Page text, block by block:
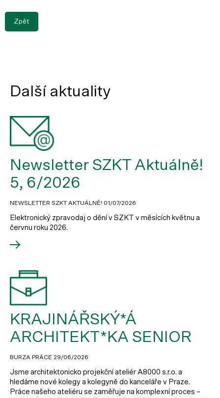
Zpět
Další aktuality
Newsletter SZKT Aktuálně!
5, 6/2026
NEWSLETTER SZKT AKTUÁLNĚ! 01/07/2026
Elektronický zpravodaj o dění v SZKT v měsících květnu a
červnu roku 2026.
KRAJINÁŘSKÝ*Á
ARCHITEKT*KA SENIOR
BURZA PRÁCE 29/06/2026
Jsme architektonicko projekční ateliér A8000 s.r.o. a
hledáme nové kolegy a kolegyně do kanceláře v Praze.
Práce našeho ateliéru se zaměřuje na komplexní proces –